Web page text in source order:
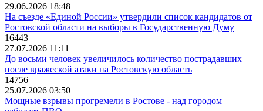
29.06.2026 18:48
На съезде «Единой России» утвердили список кандидатов от
Ростовской области на выборы в Государственную Думу
16443
27.07.2026 11:11
До восьми человек увеличилось количество пострадавших
после вражеской атаки на Ростовскую область
14756
25.07.2026 03:50
Мощные взрывы прогремели в Ростове - над городом